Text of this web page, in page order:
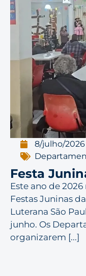
8/julho/2026
Festa
Este ano de
Festas Juninas
Luterana São
junho. Os
organizarem [...]